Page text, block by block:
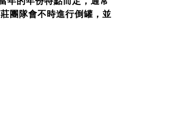
團隊會不時進行倒罐，並